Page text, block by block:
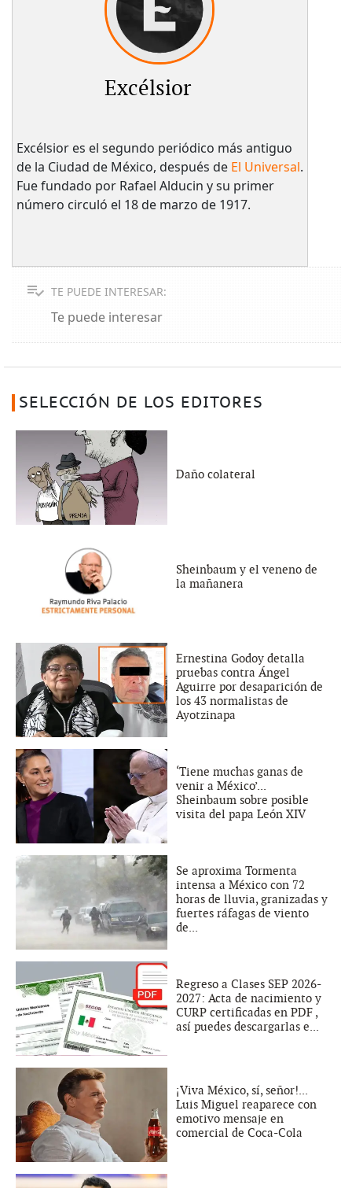
Excélsior
Excélsior es el segundo periódico más antiguo
de la Ciudad de México, después de El Universal.
Fue fundado por Rafael Alducin y su primer
número circuló el 18 de marzo de 1917.
TE PUEDE INTERESAR:
Te puede interesar
SELECCIÓN DE LOS EDITORES
Daño colateral
Sheinbaum y el veneno de
la mañanera
Ernestina Godoy detalla
pruebas contra Ángel
Aguirre por desaparición de
los 43 normalistas de
Ayotzinapa
‘Tiene muchas ganas de
venir a México’...
Sheinbaum sobre posible
visita del papa León XIV
Se aproxima Tormenta
intensa a México con 72
horas de lluvia, granizadas y
fuertes ráfagas de viento
de...
Regreso a Clases SEP 2026-
2027: Acta de nacimiento y
CURP certificadas en PDF ,
así puedes descargarlas e...
¡Viva México, sí, señor!...
Luis Miguel reaparece con
emotivo mensaje en
comercial de Coca-Cola